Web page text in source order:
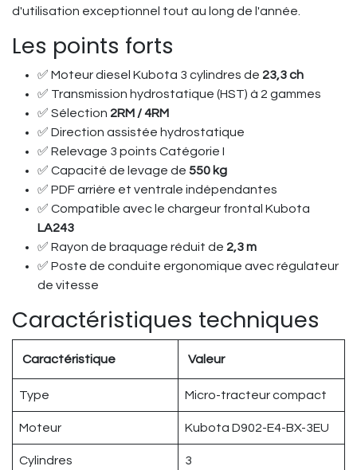
d'utilisation exceptionnel tout au long de l'année.
Les points forts
✅ Moteur diesel Kubota 3 cylindres de 23,3 ch
✅ Transmission hydrostatique (HST) à 2 gammes
✅ Sélection 2RM / 4RM
✅ Direction assistée hydrostatique
✅ Relevage 3 points Catégorie I
✅ Capacité de levage de 550 kg
✅ PDF arrière et ventrale indépendantes
✅ Compatible avec le chargeur frontal Kubota
LA243
✅ Rayon de braquage réduit de 2,3 m
✅ Poste de conduite ergonomique avec régulateur
de vitesse
Caractéristiques techniques
Caractéristique Valeur
Type Micro-tracteur compact
Moteur Kubota D902-E4-BX-3EU
Cylindres 3